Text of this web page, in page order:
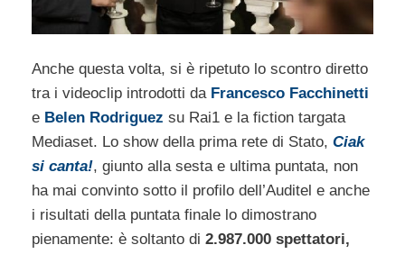
Anche questa volta, si è ripetuto lo scontro diretto
tra i videoclip introdotti da Francesco Facchinetti
e Belen Rodriguez su Rai1 e la fiction targata
Mediaset. Lo show della prima rete di Stato, Ciak
si canta!, giunto alla sesta e ultima puntata, non
ha mai convinto sotto il profilo dell’Auditel e anche
i risultati della puntata finale lo dimostrano
pienamente: è soltanto di 2.987.000 spettatori,